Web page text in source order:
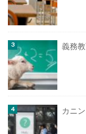
義務
カニ